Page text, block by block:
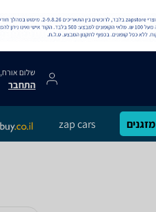
שלום אורח,
התחבר
מזגנים zap cars